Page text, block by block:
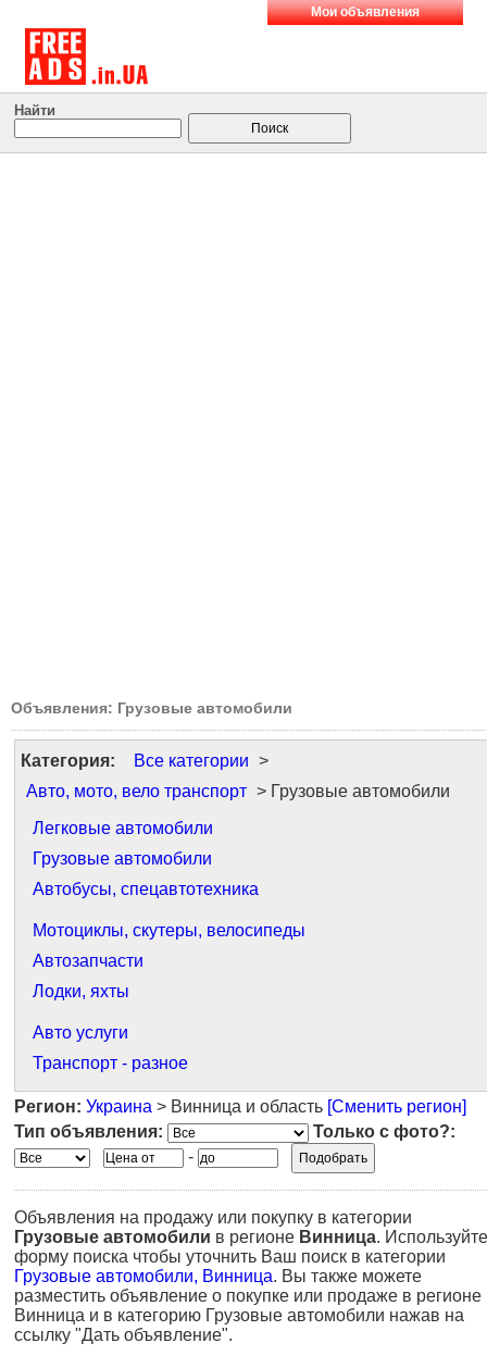
Мои объявления
Найти
Объявления: Грузовые автомобили
Категория: Все категории >
Авто, мото, вело транспорт > Грузовые автомобили
Легковые автомобили
Грузовые автомобили
Автобусы, спецавтотехника
Мотоциклы, скутеры, велосипеды
Автозапчасти
Лодки, яхты
Авто услуги
Транспорт - разное
Регион: Украина > Винница и область [Сменить регион]
Тип объявления:
Только с фото?:
-
Объявления на продажу или покупку в категории
Грузовые автомобили в регионе Винница. Используйте
форму поиска чтобы уточнить Ваш поиск в категории
Грузовые автомобили, Винница. Вы также можете
разместить объявление о покупке или продаже в регионе
Винница и в категорию Грузовые автомобили нажав на
ссылку "Дать объявление".